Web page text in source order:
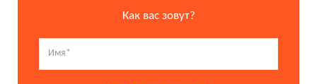
Как вас зовут?